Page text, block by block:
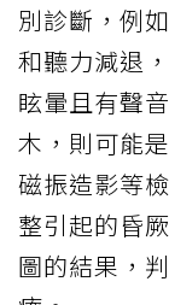
別診斷，例
和聽力減退
眩暈且有聲
木，則可能
磁振造影等
整引起的昏
圖的結果，